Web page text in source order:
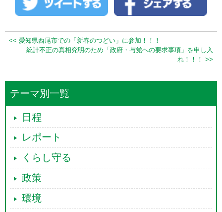
<< 愛知県西尾市での「新春のつどい」に参加！！！
統計不正の真相究明のため「政府・与党への要求事項」を申し入
れ！！！ >>
テーマ別一覧
日程
レポート
くらし守る
政策
環境